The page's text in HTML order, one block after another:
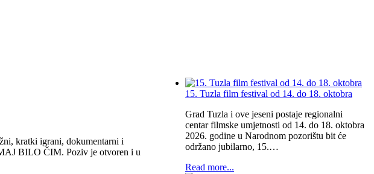
kratki igrani, dokumentarni i
BILO ČIM. Poziv je otvoren i u
15. Tuzla film festival od 14. do 18. oktobra
Grad Tuzla i ove jeseni postaje regionalni
centar filmske umjetnosti od 14. do 18. oktobra
2026. godine u Narodnom pozorištu bit će
održano jubilarno, 15.…
Read more...